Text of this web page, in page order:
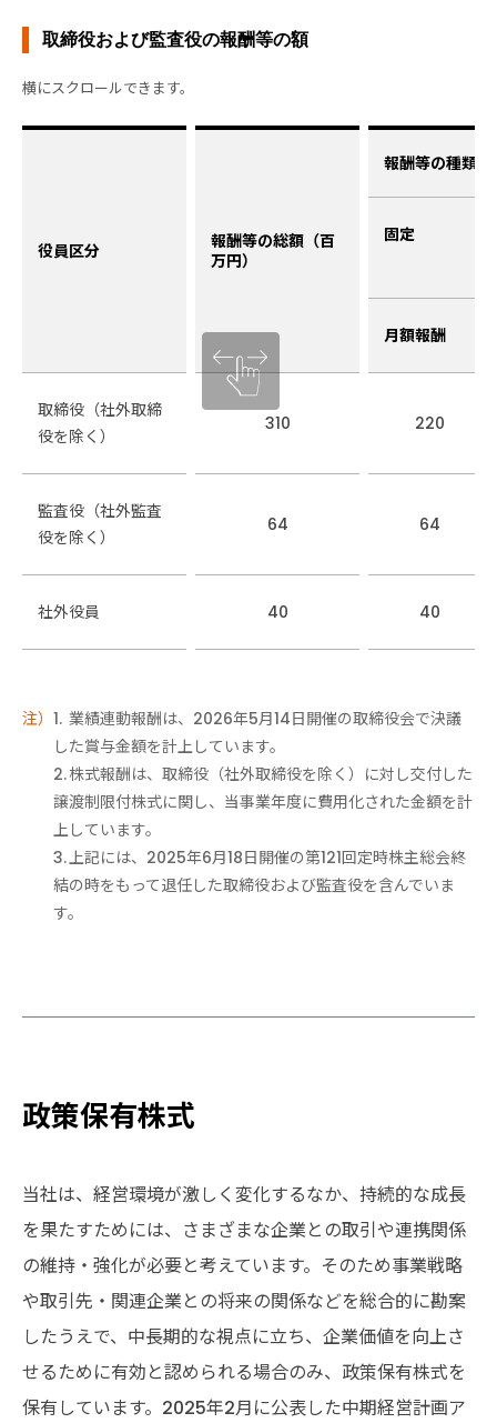
取締役および監査役の報酬等の額
役員区分
報酬等の総額（百
万円）
報酬等の種類
固定
月額報酬
取締役（社外取締
役を除く）
310 220
監査役（社外監査
役を除く）
64 64
社外役員 40 40
業績連動報酬は、2026年5月14日開催の取締役会で決議
した賞与金額を計上しています。
株式報酬は、取締役（社外取締役を除く）に対し交付した
譲渡制限付株式に関し、当事業年度に費用化された金額を計
上しています。
上記には、2025年6月18日開催の第121回定時株主総会終
結の時をもって退任した取締役および監査役を含んでいま
す。
政策保有株式
当社は、経営環境が激しく変化するなか、持続的な成長
を果たすためには、さまざまな企業との取引や連携関係
の維持・強化が必要と考えています。そのため事業戦略
や取引先・関連企業との将来の関係などを総合的に勘案
したうえで、中長期的な視点に立ち、企業価値を向上さ
せるために有効と認められる場合のみ、政策保有株式を
保有しています。2025年2月に公表した中期経営計画ア